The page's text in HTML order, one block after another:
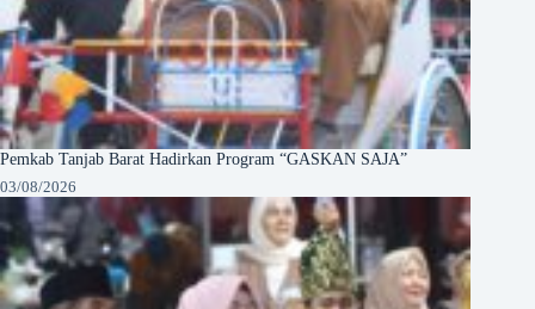
Pemkab Tanjab Barat Hadirkan Program “GASKAN SAJA”
03/08/2026